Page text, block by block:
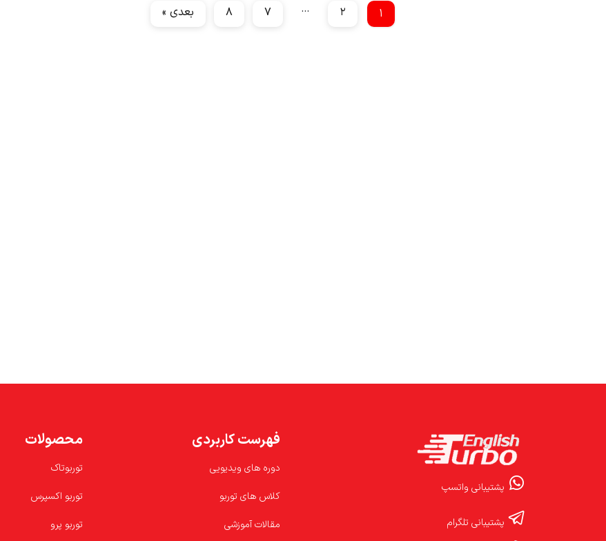
۱ ۲ … ۷ ۸ بعدی »
پشتیبانی واتسپ
پشتیبانی تلگرام
فهرست کاربردی
دوره های ویدیویی
کلاس های توربو
مقالات آموزشی
محصولات
توربوتاک
توربو اکسپرس
توربو پرو